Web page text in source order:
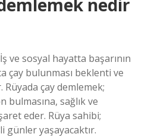
nedir
ve sosyal hayatta başarının
çay bulunması beklenti ve
çay demlemek;
bulmasına, sağlık ve
eder. Rüya sahibi;
günler yaşayacaktır.